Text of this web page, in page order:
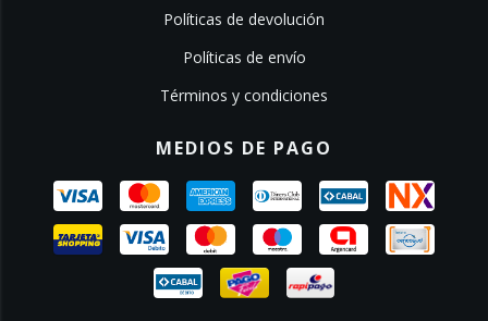
Políticas de devolución
Políticas de envío
Términos y condiciones
MEDIOS DE PAGO